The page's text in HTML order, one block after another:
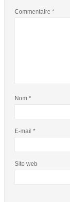
Commentaire *
Nom *
E-mail *
Site web